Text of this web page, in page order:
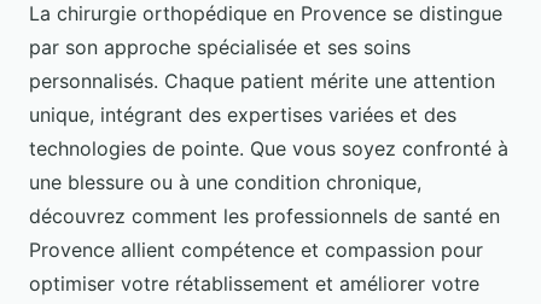
La chirurgie orthopédique en Provence se distingue
par son approche spécialisée et ses soins
personnalisés. Chaque patient mérite une attention
unique, intégrant des expertises variées et des
technologies de pointe. Que vous soyez confronté à
une blessure ou à une condition chronique,
découvrez comment les professionnels de santé en
Provence allient compétence et compassion pour
optimiser votre rétablissement et améliorer votre